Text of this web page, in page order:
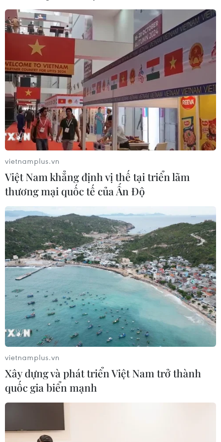
vietnamplus.vn
Việt Nam khẳng định vị thế tại triển lãm
thương mại quốc tế của Ấn Độ
vietnamplus.vn
Xây dựng và phát triển Việt Nam trở thành
quốc gia biển mạnh